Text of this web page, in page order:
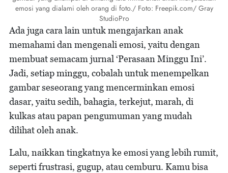
emosi yang dialami oleh orang di foto./ Foto: Freepik.com/ Gray
StudioPro
Ada juga cara lain untuk mengajarkan anak
memahami dan mengenali emosi, yaitu dengan
membuat semacam jurnal ‘Perasaan Minggu Ini’.
Jadi, setiap minggu, cobalah untuk menempelkan
gambar seseorang yang mencerminkan emosi
dasar, yaitu sedih, bahagia, terkejut, marah, di
kulkas atau papan pengumuman yang mudah
dilihat oleh anak.
Lalu, naikkan tingkatnya ke emosi yang lebih rumit,
seperti frustrasi, gugup, atau cemburu. Kamu bisa